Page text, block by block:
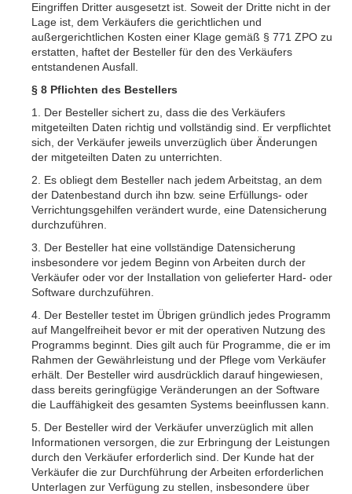
Eingriffen Dritter ausgesetzt ist. Soweit der Dritte nicht in der
Lage ist, dem Verkäufers die gerichtlichen und
außergerichtlichen Kosten einer Klage gemäß § 771 ZPO zu
erstatten, haftet der Besteller für den des Verkäufers
entstandenen Ausfall.
§ 8 Pflichten des Bestellers
1. Der Besteller sichert zu, dass die des Verkäufers
mitgeteilten Daten richtig und vollständig sind. Er verpflichtet
sich, der Verkäufer jeweils unverzüglich über Änderungen
der mitgeteilten Daten zu unterrichten.
2. Es obliegt dem Besteller nach jedem Arbeitstag, an dem
der Datenbestand durch ihn bzw. seine Erfüllungs- oder
Verrichtungsgehilfen verändert wurde, eine Datensicherung
durchzuführen.
3. Der Besteller hat eine vollständige Datensicherung
insbesondere vor jedem Beginn von Arbeiten durch der
Verkäufer oder vor der Installation von gelieferter Hard- oder
Software durchzuführen.
4. Der Besteller testet im Übrigen gründlich jedes Programm
auf Mangelfreiheit bevor er mit der operativen Nutzung des
Programms beginnt. Dies gilt auch für Programme, die er im
Rahmen der Gewährleistung und der Pflege vom Verkäufer
erhält. Der Besteller wird ausdrücklich darauf hingewiesen,
dass bereits geringfügige Veränderungen an der Software
die Lauffähigkeit des gesamten Systems beeinflussen kann.
5. Der Besteller wird der Verkäufer unverzüglich mit allen
Informationen versorgen, die zur Erbringung der Leistungen
durch den Verkäufer erforderlich sind. Der Kunde hat der
Verkäufer die zur Durchführung der Arbeiten erforderlichen
Unterlagen zur Verfügung zu stellen, insbesondere über